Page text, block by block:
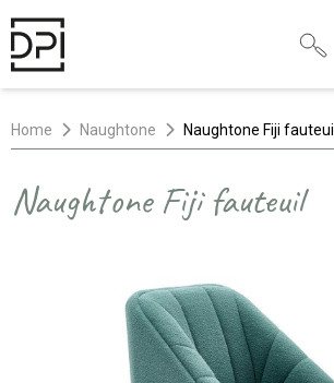
Home Naughtone Naughtone Fiji fauteuil
Naughtone Fiji fauteuil